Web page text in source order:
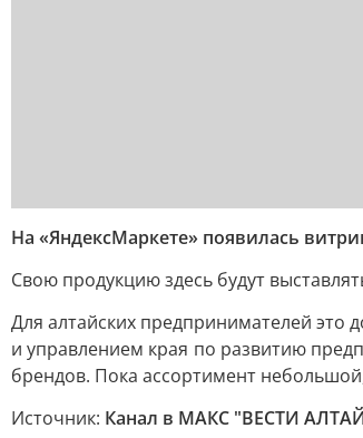
На «ЯндексМаркете» появилась
Свою продукцию здесь будут
Для алтайских предпринимателей
и управлением края по развитию
брендов. Пока ассортимент
Источник: Канал в МАКС "ВЕСТИ